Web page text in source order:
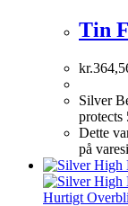
Tin
kr.
Silver
protects
Dette
på
Hurtigt